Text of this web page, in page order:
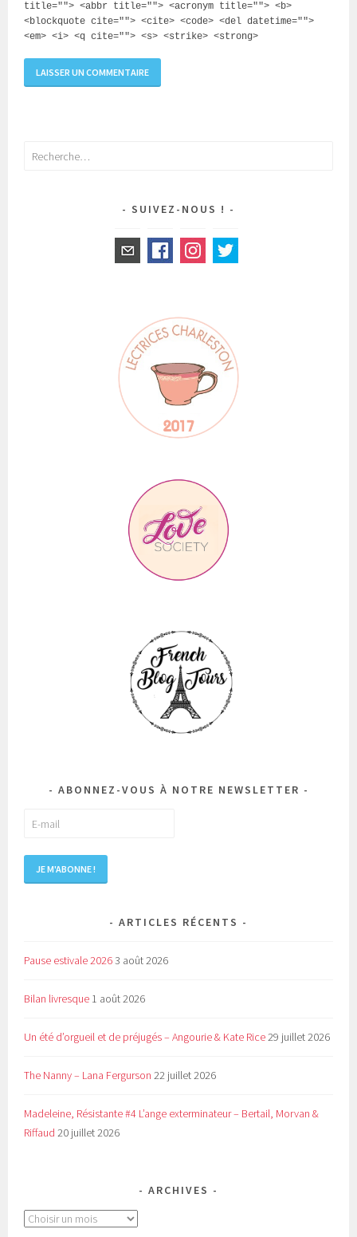
title=""> <abbr title=""> <acronym title=""> <b>
<blockquote cite=""> <cite> <code> <del datetime="">
<em> <i> <q cite=""> <s> <strike> <strong>
Rechercher :
SUIVEZ-NOUS !
ABONNEZ-VOUS À NOTRE NEWSLETTER
ARTICLES RÉCENTS
Pause estivale 20263 août 2026
Bilan livresque 1 août 2026
Un été d’orgueil et de préjugés – Angourie & Kate Rice29 juillet 2026
The Nanny – Lana Fergurson 22 juillet 2026
Madeleine, Résistante #4 L’ange exterminateur – Bertail, Morvan &
Riffaud 20 juillet 2026
ARCHIVES
Archives